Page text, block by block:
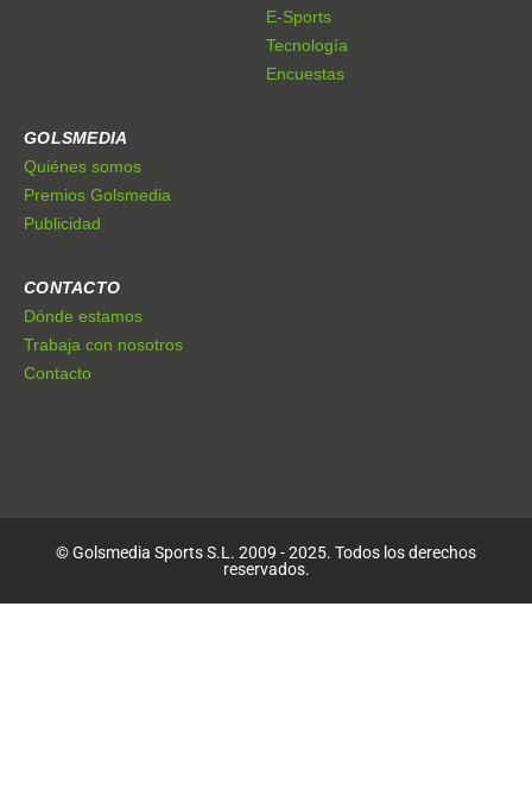
E-Sports
Tecnología
Encuestas
GOLSMEDIA
Quiénes somos
Premios Golsmedia
Publicidad
CONTACTO
Dónde estamos
Trabaja con nosotros
Contacto
© Golsmedia Sports S.L. 2009 - 2025. Todos los derechos
reservados.